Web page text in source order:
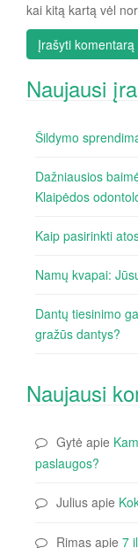
kai kitą kartą vėl
Naujausi
Šildymo
Dažniausios
Klaipėdos
Kaip pasirinkti
Namų kvapai:
Dantų tiesinimo
gražūs dantys?
Naujausi
Gytė apie
paslaugos?
Julius apie
Rimas apie 7